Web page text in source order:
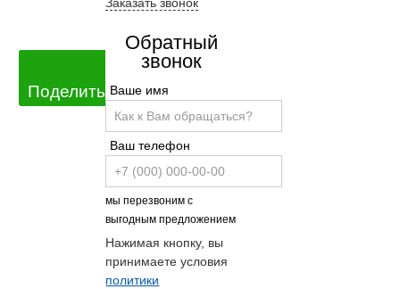
Обратный
звонок
Ваше имя
Ваш телефон
мы перезвоним с
выгодным предложением
Нажимая кнопку, вы
принимаете условия
политики
Поделиться